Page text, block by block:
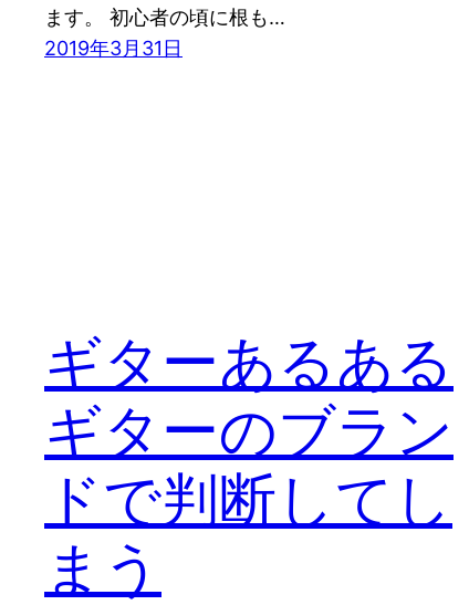
ます。 初心者の頃に根も…
2019年3月31日
ギターあるある
ギターのブラン
ドで判断してし
まう